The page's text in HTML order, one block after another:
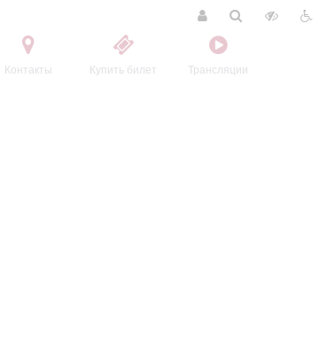
Контакты Купить билет Трансляции